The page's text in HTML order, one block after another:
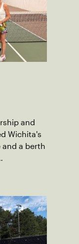
and
Wichita's
and a berth